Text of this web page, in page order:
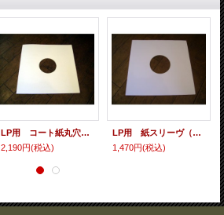
LP用 コート紙丸穴ジャケ 10枚セット
2,190円(税込)
LP用 紙スリーヴ（レギュラー 四角の角） 10枚セット
1,470円(税込)